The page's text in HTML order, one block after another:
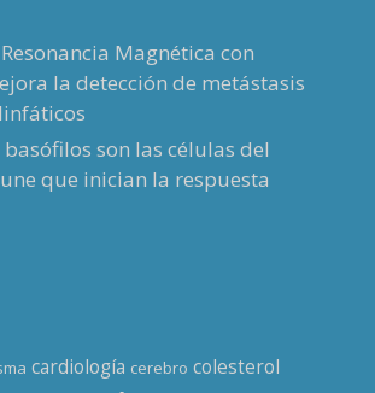
Magnética con
la detección de metástasis
basófilos son las células del
que inician la respuesta
cardiología cerebro colesterol